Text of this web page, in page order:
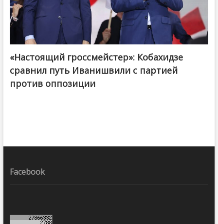
@ქართული ოცნება / Georgian Dream
«Настоящий гроссмейстер»: Кобахидзе
сравнил путь Иванишвили с партией
против оппозиции
Facebook